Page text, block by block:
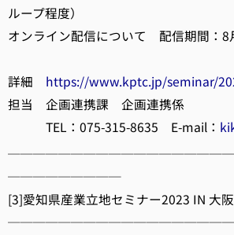
ループ程度）
オンライン配信について 配信期間：8
詳細 https://www.kptc.jp/seminar/
担当 企画連携課 企画連携係
TEL：075-315-8635 E-mail：
─────────
[3]愛知県産業立地セミナー2023 IN 大阪